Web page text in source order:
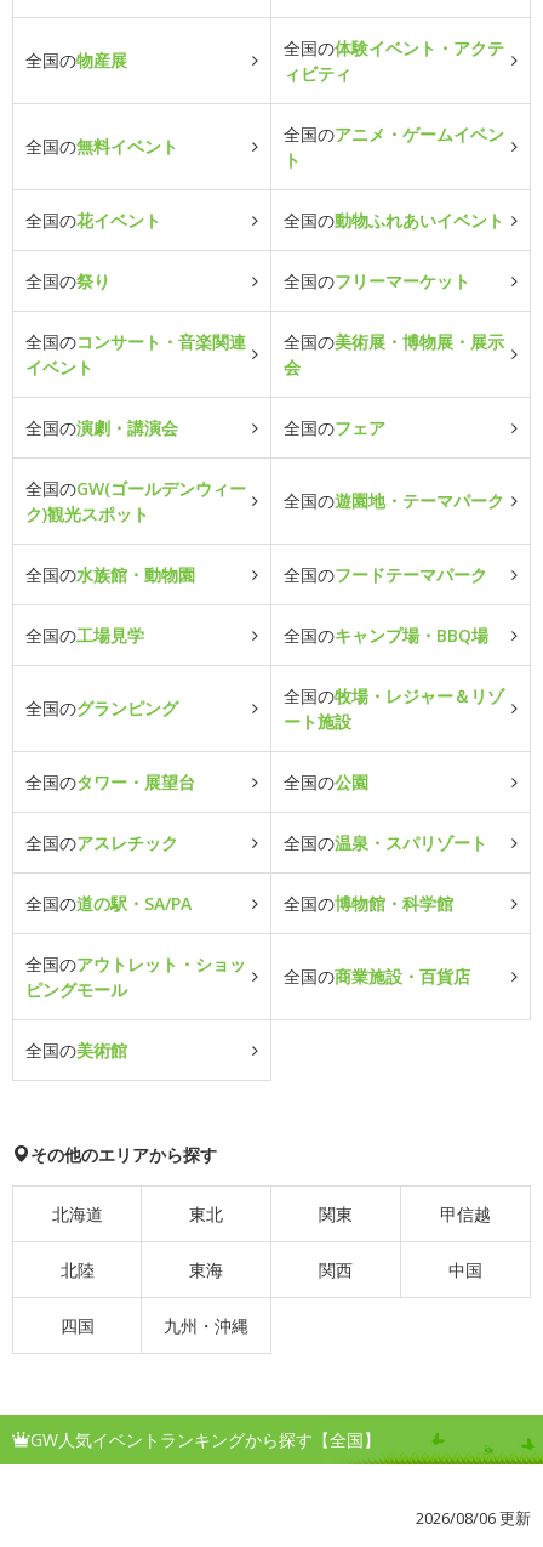
全国の物産展
全国の体験イベント・アクテ
ィビティ
全国の無料イベント
全国のアニメ・ゲームイベン
ト
全国の花イベント 全国の動物ふれあいイベント
全国の祭り 全国のフリーマーケット
全国のコンサート・音楽関連
イベント
全国の美術展・博物展・展示
会
全国の演劇・講演会 全国のフェア
全国のGW(ゴールデンウィー
ク)観光スポット
全国の遊園地・テーマパーク
全国の水族館・動物園 全国のフードテーマパーク
全国の工場見学 全国のキャンプ場・BBQ場
全国のグランピング
全国の牧場・レジャー＆リゾ
ート施設
全国のタワー・展望台 全国の公園
全国のアスレチック 全国の温泉・スパリゾート
全国の道の駅・SA/PA 全国の博物館・科学館
全国のアウトレット・ショッ
ピングモール
全国の商業施設・百貨店
全国の美術館
その他のエリアから探す
北海道 東北 関東 甲信越
北陸 東海 関西 中国
四国 九州・沖縄
GW人気イベントランキングから探す【全国】
2026/08/06 更新